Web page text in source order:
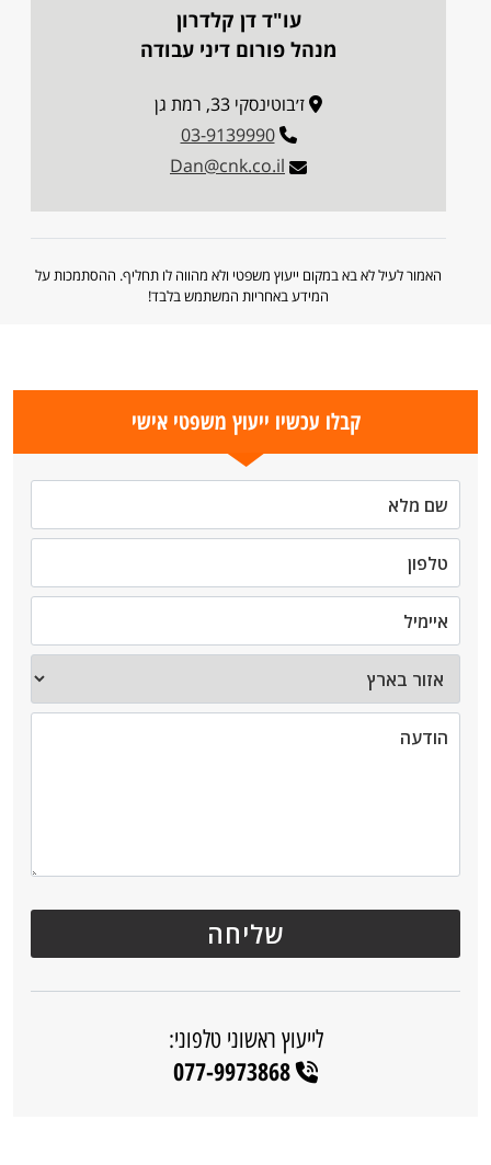
עו"ד דן קלדרון
מנהל פורום דיני עבודה
ז׳בוטינסקי 33, רמת גן
03-9139990
Dan@cnk.co.il
האמור לעיל לא בא במקום ייעוץ משפטי ולא מהווה לו תחליף. ההסתמכות על
המידע באחריות המשתמש בלבד!
קבלו עכשיו ייעוץ משפטי אישי
לייעוץ ראשוני טלפוני:
077-9973868